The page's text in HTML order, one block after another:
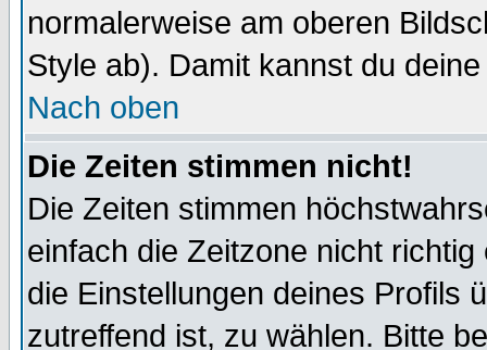
normalerweise am oberen
Style ab). Damit kannst du
Nach oben
Die Zeiten stimmen nicht!
Die Zeiten stimmen
einfach die Zeitzone nicht
die Einstellungen deines Profils
zutreffend ist, zu wählen. Bitte